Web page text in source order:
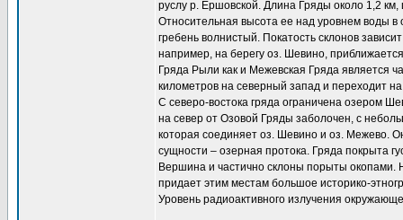
руслу р. Ершовской. Длина Гряды около 1,2
Относительная высота ее над уровнем воды в
гребень волнистый. Покатость склонов
например, на берегу оз. Шевино,
Гряда Рыли как и Межевская Гряда является
километров на северный запад и переходит
С северо-востока гряда ограничена озером
на север от Озовой Гряды заболочен, с
которая соединяет оз. Шевино и оз. Межево.
сущности – озерная протока. Гряда покрыта
Вершина и частично склоны порыты окопами.
придает этим местам большое историко-
Уровень радиоактивного излучения